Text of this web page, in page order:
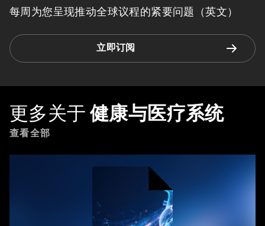
每周为您呈现推动全球议程的紧要问题（英文）
立即订阅
更多关于 健康与医疗系统
查看全部